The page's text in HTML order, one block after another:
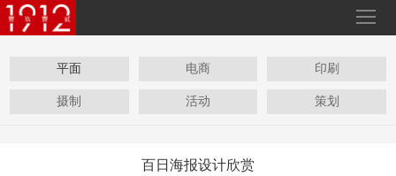
平面 电商 印刷
摄制 活动 策划
百日海报设计欣赏